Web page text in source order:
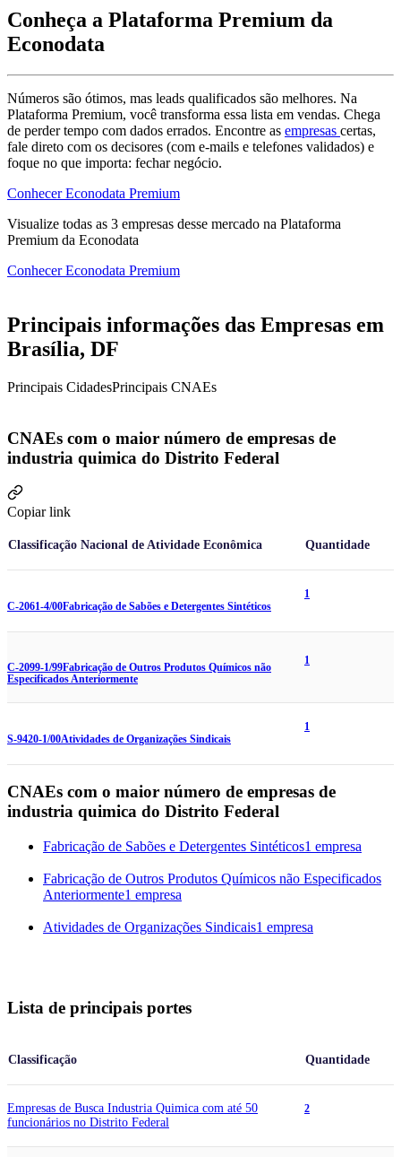
Conheça a Plataforma Premium da
Econodata
Números são ótimos, mas leads qualificados são melhores. Na
Plataforma Premium, você transforma essa lista em vendas. Chega
de perder tempo com dados errados. Encontre as empresas certas,
fale direto com os decisores (com e-mails e telefones validados) e
foque no que importa: fechar negócio.
Conhecer Econodata Premium
Visualize todas as 3 empresas desse mercado na Plataforma
Premium da Econodata
Conhecer Econodata Premium
Principais informações das Empresas em
Brasília, DF
Principais CidadesPrincipais CNAEs
CNAEs com o maior número de empresas de
industria quimica do Distrito Federal
Copiar link
Classificação Nacional de Atividade Econômica Quantidade
C-2061-4/00Fabricação de Sabões e Detergentes Sintéticos
1
C-2099-1/99Fabricação de Outros Produtos Químicos não
Especificados Anteriormente
1
S-9420-1/00Atividades de Organizações Sindicais
1
CNAEs com o maior número de empresas de
industria quimica do Distrito Federal
Fabricação de Sabões e Detergentes Sintéticos1 empresa
Fabricação de Outros Produtos Químicos não Especificados
Anteriormente1 empresa
Atividades de Organizações Sindicais1 empresa
Lista de principais portes
Classificação Quantidade
Empresas de Busca Industria Quimica com até 50
funcionários no Distrito Federal
2